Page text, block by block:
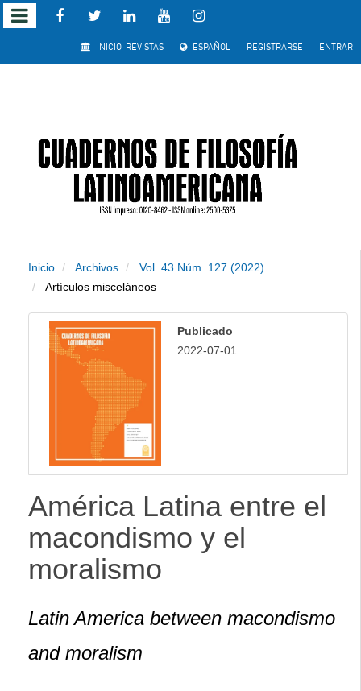
Salto
rápido
contenido
Navegación
principal
Contenido
principal
INICIO-REVISTAS ESPAÑOL REGISTRARSE ENTRAR
Inicio Archivos
Vol. 43 Núm. 127 (2022)
Artículos misceláneos
Publicado
2022-07-01
América Latina entre el
macondismo y el
moralismo
Latin America between macondismo
and moralism